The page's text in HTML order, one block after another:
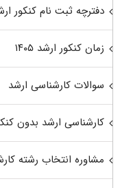
دفترچه ثبت نام کنکور ارشد
زمان کنکور ارشد ۱۴۰۵
سوالات کارشناسی ارشد
کارشناسی ارشد بدون
مشاوره انتخاب رشته